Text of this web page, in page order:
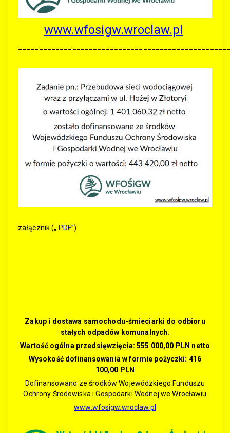
www.wfosigw.wroclaw.pl
załącznik („.PDF”)
Zakup i dostawa samochodu-śmieciarki do odbioru
stałych odpadów komunalnych.
Wartość ogólna przedsięwzięcia: 555 000,00 PLN netto
Wysokość dofinansowania w formie pożyczki: 416
100,00 PLN
Dofinansowano ze środków Wojewódzkiego Funduszu
Ochrony Środowiska i Gospodarki Wodnej we Wrocławiu
www.wfosigw.wroclaw.pl